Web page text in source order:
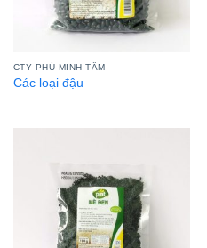
CTY PHÚ MINH TÂM
Các loại đậu